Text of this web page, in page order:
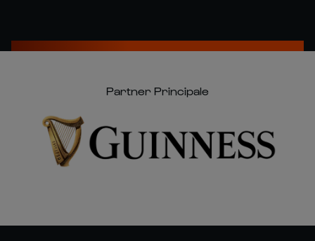
Partner Principale